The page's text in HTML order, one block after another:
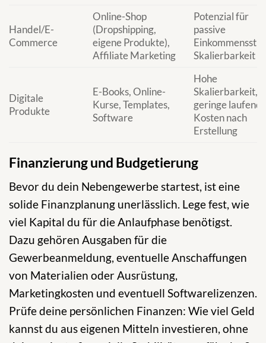
Handel/E-
Commerce
Online-Shop
(Dropshipping,
eigene Produkte),
Affiliate Marketing
Potenzial für
passive
Skalierbarkeit
Digitale
Produkte
E-Books, Online-
Kurse, Templates,
Software
Hohe
Skalierbarkeit,
geringe
Kosten nach
Erstellung
Finanzierung und Budgetierung
Bevor du dein Nebengewerbe startest, ist eine
solide Finanzplanung unerlässlich. Lege fest, wie
viel Kapital du für die Anlaufphase benötigst.
Dazu gehören Ausgaben für die
Gewerbeanmeldung, eventuelle Anschaffungen
von Materialien oder Ausrüstung,
Marketingkosten und eventuell Softwarelizenzen.
Prüfe deine persönlichen Finanzen: Wie viel Geld
kannst du aus eigenen Mitteln investieren, ohne